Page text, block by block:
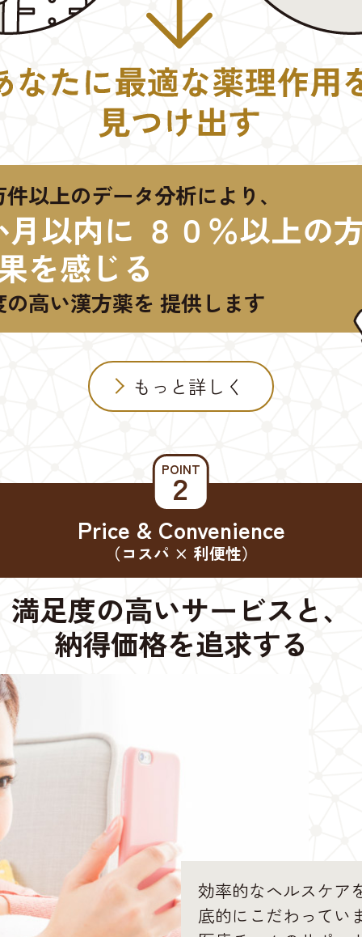
以上のデータ分析により、
月以内に ８０％以上の
を感じる
の高い漢方薬を 提供します
もっと詳しく
POINT
２
Price & Convenience
（コスパ × 利便性）
満足度の高いサービスと、
納得価格を追求する
効率的なヘルスケア
底的にこだわってい